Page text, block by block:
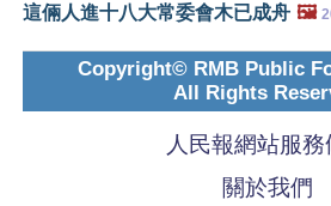
這倆人進十八大常委會木已成舟 🖼️
Copyright© RMB Public
All Rights
人民報網站服務
關於我們